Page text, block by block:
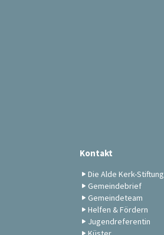
Kontakt
Die Alde Kerk-Stiftung
Gemeindebrief
Gemeindeteam
Helfen & Fördern
Jugendreferentin